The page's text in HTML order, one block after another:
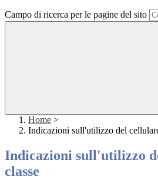
Campo di ricerca per le pagine del sito
Home >
Indicazioni sull'utilizzo del
Indicazioni sull'utilizzo
classe